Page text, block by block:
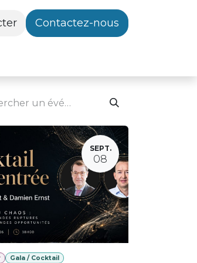
Contactez-nous
SEPT.
08
Gala / Cocktail